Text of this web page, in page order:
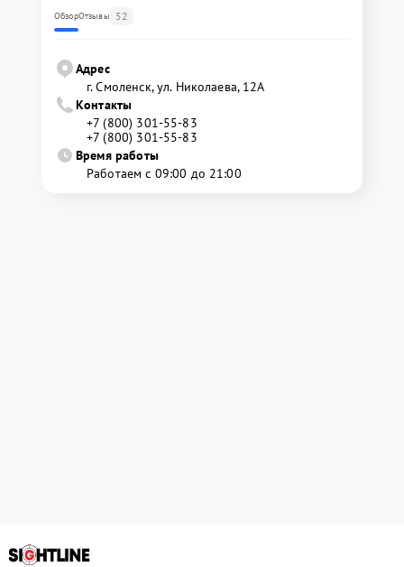
ОбзорОтзывы 52
Адрес
г. Смоленск, ул. Николаева, 12А
Контакты
+7 (800) 301-55-83
+7 (800) 301-55-83
Время работы
Работаем с 09:00 до 21:00